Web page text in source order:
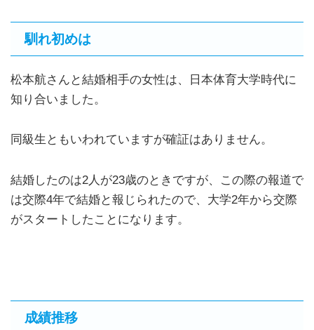
馴れ初めは
松本航さんと結婚相手の女性は、日本体育大学時代に
知り合いました。
同級生ともいわれていますが確証はありません。
結婚したのは2人が23歳のときですが、この際の報道で
は交際4年で結婚と報じられたので、大学2年から交際
がスタートしたことになります。
成績推移